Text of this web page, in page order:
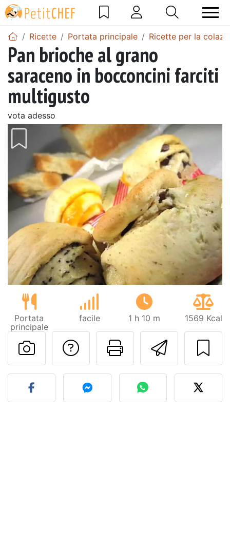
Ricette Portata principale Ricette per la
Pan brioche al grano
saraceno in bocconcini farciti
multigusto
vota adesso
Portata
principale
facile 1 h 10 m 1569 Kcal
Invia
Stampa la
Contatta l'autore
Pubblica la foto di